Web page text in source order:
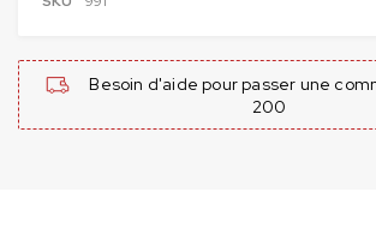
Besoin d'aide pour passer une
200